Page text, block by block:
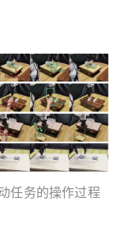
任务的操作过程